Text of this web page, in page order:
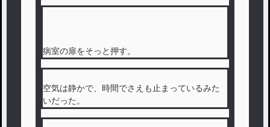
病室の扉をそっと押す。
空気は静かで、時間でさえも止まっているみた
いだった。